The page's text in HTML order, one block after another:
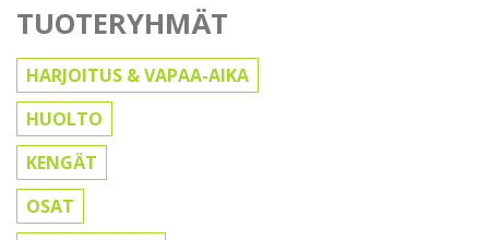
TUOTERYHMÄT
HARJOITUS & VAPAA-AIKA
HUOLTO
KENGÄT
OSAT